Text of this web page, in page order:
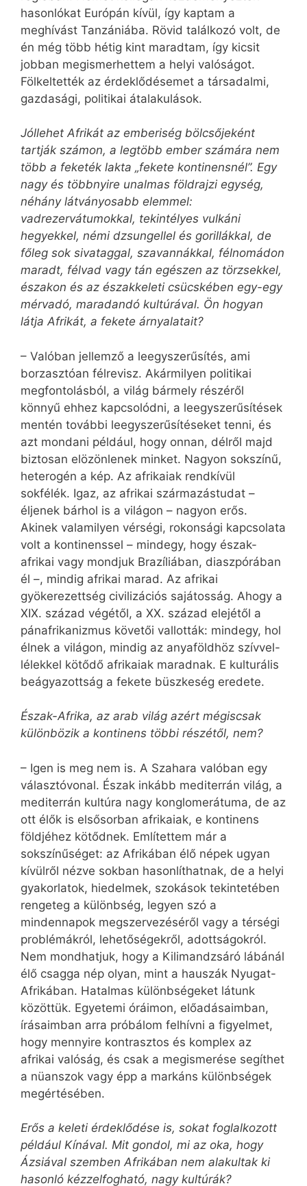
hasonlókat Európán kívül, így kaptam a
meghívást Tanzániába. Rövid találkozó volt, de
én még több hétig kint maradtam, így kicsit
jobban megismerhettem a helyi valóságot.
Fölkeltették az érdeklődésemet a társadalmi,
gazdasági, politikai átalakulások.
Jóllehet Afrikát az emberiség bölcsőjeként
tartják számon, a legtöbb ember számára nem
több a feketék lakta „fekete kontinensnél”. Egy
nagy és többnyire unalmas földrajzi egység,
néhány látványosabb elemmel:
vadrezervátumokkal, tekintélyes vulkáni
hegyekkel, némi dzsungellel és gorillákkal, de
főleg sok sivataggal, szavannákkal, félnomádon
maradt, félvad vagy tán egészen az törzsekkel,
északon és az északkeleti csücskében egy-egy
mérvadó, maradandó kultúrával. Ön hogyan
látja Afrikát, a fekete árnyalatait?
– Valóban jellemző a leegyszerűsítés, ami
borzasztóan félrevisz. Akármilyen politikai
megfontolásból, a világ bármely részéről
könnyű ehhez kapcsolódni, a leegyszerűsítések
mentén további leegyszerűsítéseket tenni, és
azt mondani például, hogy onnan, délről majd
biztosan elözönlenek minket. Nagyon sokszínű,
heterogén a kép. Az afrikaiak rendkívül
sokfélék. Igaz, az afrikai származástudat –
éljenek bárhol is a világon – nagyon erős.
Akinek valamilyen vérségi, rokonsági kapcsolata
volt a kontinenssel – mindegy, hogy észak-
afrikai vagy mondjuk Brazíliában, diaszpórában
él –, mindig afrikai marad. Az afrikai
gyökerezettség civilizációs sajátosság. Ahogy a
XIX. század végétől, a XX. század elejétől a
pánaf­rika­nizmus követői vallották: mindegy, hol
élnek a világon, mindig az anyaföldhöz szívvel-
lélekkel kötődő afrikaiak maradnak. E kulturális
beágyazottság a fekete büszkeség eredete.
Észak-Afrika, az arab világ azért mégiscsak
különbözik a kontinens többi részétől, nem?
– Igen is meg nem is. A Szahara valóban egy
választóvonal. Észak inkább mediterrán világ, a
mediterrán kultúra nagy konglomerátuma, de az
ott élők is elsősorban afrikaiak, e kontinens
földjéhez kötődnek. Említettem már a
sokszínűséget: az Afrikában élő népek ugyan
kívülről nézve sokban hasonlíthatnak, de a helyi
gyakorlatok, hiedelmek, szokások tekintetében
rengeteg a különbség, legyen szó a
mindennapok megszervezéséről vagy a térségi
problémákról, lehetőségekről, adottságokról.
Nem mondhatjuk, hogy a Kilimandzsáró lábánál
élő csagga nép olyan, mint a hauszák Nyugat-
Afrikában. Hatalmas különbségeket látunk
közöttük. Egyetemi óráimon, előadásaimban,
írásaimban arra próbálom felhívni a figyelmet,
hogy mennyire kontrasztos és komplex az
afrikai valóság, és csak a megismerése segíthet
a nüanszok vagy épp a markáns különbségek
megértésében.
Erős a keleti érdeklődése is, sokat foglalkozott
például Kínával. Mit gondol, mi az oka, hogy
Ázsiával szemben Afrikában nem alakultak ki
hasonló kézzelfogható, nagy kultúrák?